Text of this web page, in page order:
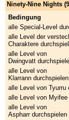
Ninety-Nine Nights
Bedingung
alle Special-Level
alle Level der
Charaktere
alle Level von
Dwingvatt
alle Level von
Klarrann durchspielen
alle Level von Tyurru
alle Level von
alle Level von
Aspharr durchspielen